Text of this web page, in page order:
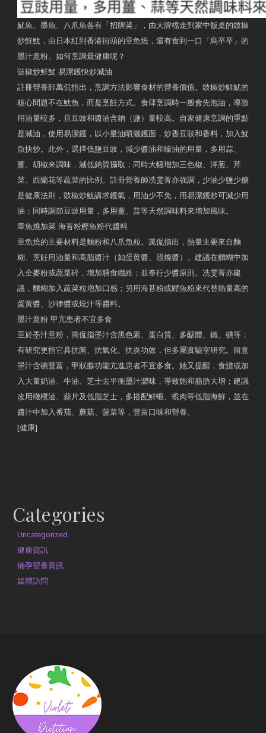
魷魚、墨魚、八爪魚各有「招牌菜」，由大牌檔走到家中飯桌的豉椒
炒鮮魷，由日本紅到香港街頭的章魚燒，還有食到一口「烏卒卒」的
墨汁意粉。如何烹調最健康呢？
豉椒炒鮮魷 易潔鑊快炒減油
註冊營養師萬侃指出，烹調方法影響食材的營養價值。豉椒炒鮮魷的
核心問題不在魷魚，而是烹飪方式。食肆烹調時一般會先泡油，導致
用油量較多，且豆豉和醬油含鈉（鹽）量較高。自家健康烹調的重點
是減油，使用易潔鑊，以小量油噴灑鑊面，炒香豆豉和香料，加入魷
魚快炒。此外，選擇低鹽豆豉，減少醬油和蠔油的用量，多用蒜、
薑、胡椒來調味，減低鈉質攝取；同時大幅增加三色椒、洋葱、芹
菜、西蘭花等蔬菜的比例。註冊營養師冼雯菁亦強調，少油少鹽少糖
是健康法則，豉椒炒魷講求鑊氣，用油少不免，用易潔鑊炒可減少用
油；同時調節豆豉用量，多用薑、蒜等天然調味料來增加風味。
章魚燒加菜 海苔粉鰹魚粉代醬料
章魚燒的主要材料是麵粉和八爪魚粒。萬侃指出，熱量主要來自麵
糊、烹飪用油量和高脂醬汁（如蛋黄醬、照燒醬）。建議在麵糊中加
入全麥粉或蔬菜碎，增加膳食纖維；並奉行少醬原則。冼雯菁亦建
議，麵糊加入蔬菜粒增加口感；另用海苔粉或鰹魚粉來代替熱量高的
蛋黃醬、沙律醬或燒汁等醬料。
墨汁意粉 甲亢患者不宜多食
至於墨汁意粉，萬侃指墨汁含黑色素、蛋白質、多醣體、鐵、碘等；
有研究更指它具抗菌、抗氧化、抗炎功效，但多屬實驗室研究。留意
墨汁含碘豐富，甲狀腺功能亢進患者不宜多食。她又提醒，食譜或加
入大量奶油、牛油、芝士去平衡墨汁澀味，導致飽和脂肪大增；建議
改用橄欖油、蒜片及低脂芝士，多搭配鮮蝦、蜆肉等低脂海鮮，並在
醬汁中加入番茄、蘑菇、菠菜等，豐富口味和營養。
[健康]
Categories
Uncategorized
健康資訊
備孕營養資訊
媒體訪問